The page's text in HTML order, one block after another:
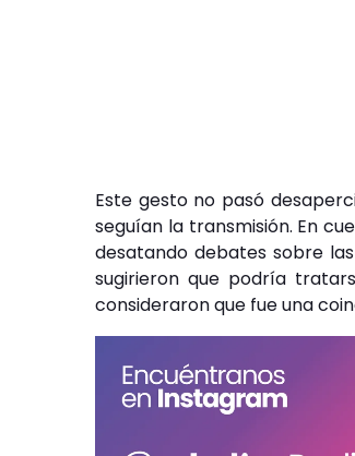
Este gesto no pasó
seguían la transmisión. En
desatando debates sobre
sugirieron que podría
consideraron que fue una